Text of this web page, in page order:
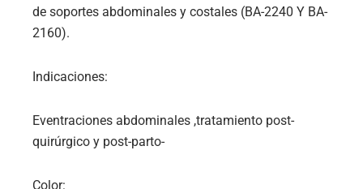
de soportes abdominales y costales (BA-2240 Y BA-
2160).
Indicaciones:
Eventraciones abdominales ,tratamiento post-
quirúrgico y post-parto-
Color: